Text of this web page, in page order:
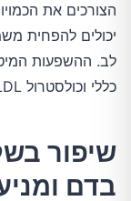
הצורכים את
יכולים להפחית
לב. ההשפעות
כללי וכולסטרול LDL.
שיפור
בדם